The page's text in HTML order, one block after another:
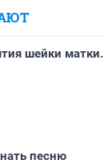
шейки матки.
песню